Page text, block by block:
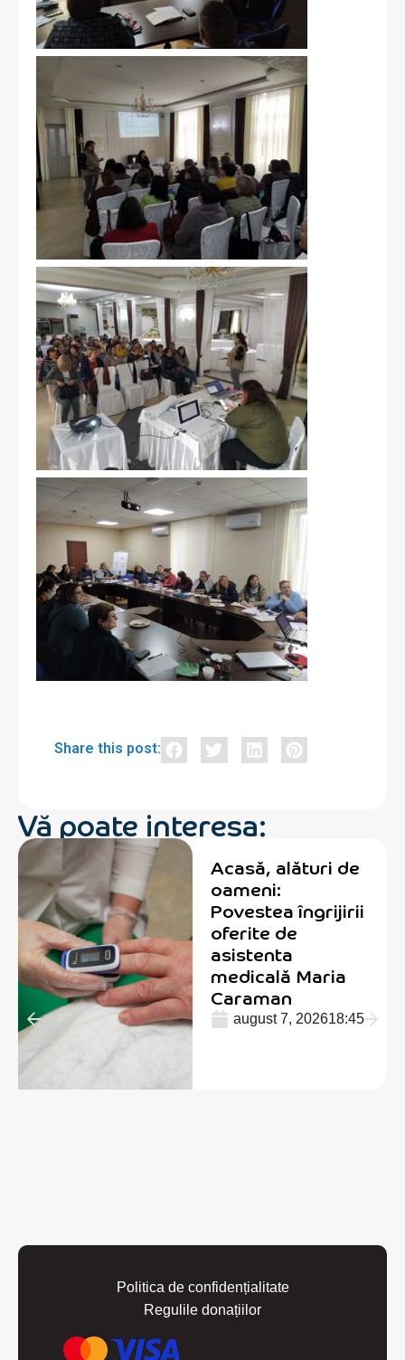
Share this post:
Vă poate interesa:
Acasă, alături de
oameni:
Povestea îngrijirii
oferite de
asistenta
medicală Maria
Caraman
august 7, 202618:45
Politica de confidențialitate
Regulile donațiilor